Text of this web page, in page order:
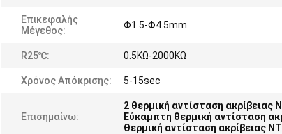
Επικεφαλής
Μέγεθος:
Φ1.5-Φ4.5mm
R25℃: 0.5KΩ-2000KΩ
Χρόνος Απόκρισης: 5-15sec
Επισημαίνω:
2 θερμική αντίσταση ακρίβειας
Εύκαμπτη θερμική αντίσταση
Θερμική αντίσταση ακρίβειας